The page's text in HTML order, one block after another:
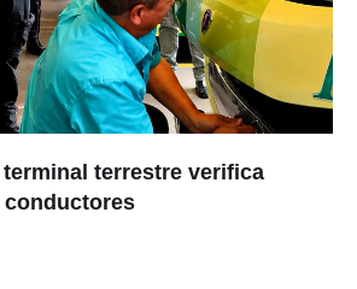
terrestre verifica